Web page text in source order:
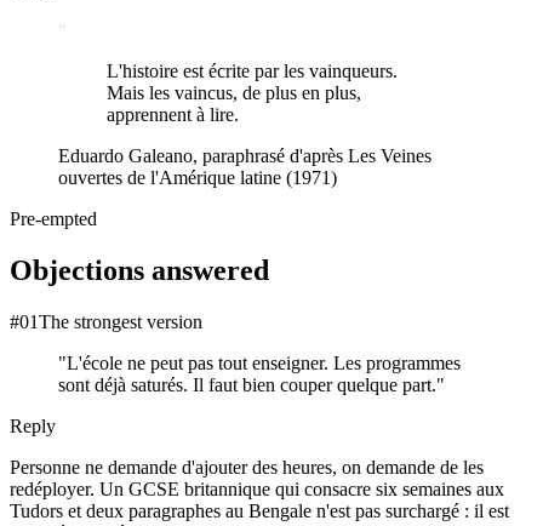
“
L'histoire est écrite par les vainqueurs.
Mais les vaincus, de plus en plus,
apprennent à lire.
Eduardo Galeano, paraphrasé d'après Les Veines
ouvertes de l'Amérique latine (1971)
Pre-empted
Objections answered
#01The strongest version
"L'école ne peut pas tout enseigner. Les programmes
sont déjà saturés. Il faut bien couper quelque part."
Reply
Personne ne demande d'ajouter des heures, on demande de les
redéployer. Un GCSE britannique qui consacre six semaines aux
Tudors et deux paragraphes au Bengale n'est pas surchargé : il est